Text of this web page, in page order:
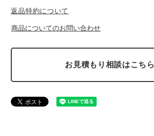
返品特約について
商品についてのお問い合わせ
お見積もり相談はこちら